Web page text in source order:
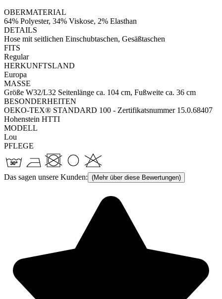
OBERMATERIAL
64% Polyester, 34% Viskose, 2% Elasthan
DETAILS
Hose mit seitlichen Einschubtaschen, Gesäßtaschen
FITS
Regular
HERKUNFTSLAND
Europa
MASSE
Größe W32/L32 Seitenlänge ca. 104 cm, Fußweite ca. 36 cm
BESONDERHEITEN
OEKO-TEX® STANDARD 100 - Zertifikatsnummer 15.0.68407
Hohenstein HTTI
MODELL
Lou
PFLEGE
Das sagen unsere Kunden: (Mehr über diese Bewertungen)